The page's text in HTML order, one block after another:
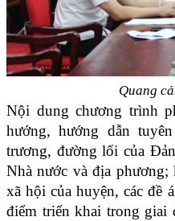
Quang
Nội dung chương trình
hướng, hướng dẫn
trương, đường lối của
Nhà nước và địa
xã hội của huyện, các đề
điểm triển khai trong giai